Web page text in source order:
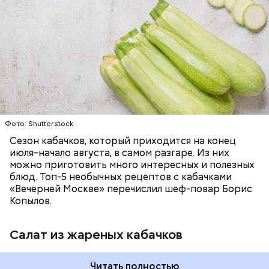
Фото: Shutterstock
Сезон кабачков, который приходится на конец
июля–начало августа, в самом разгаре. Из них
можно приготовить много интересных и полезных
блюд. Топ-5 необычных рецептов с кабачками
«Вечерней Москве» перечислил шеф-повар Борис
Копылов.
Салат из жареных кабачков
Читать полностью
ЕДА ОВОЩИ РЕЦЕПТЫ
Вред дыни
Фото: Shutterstock
А врач-эндокринолог Алексей Калинчев рассказал,
что существует множество блюд, где используют
— Наиболее распространенные борщ, щи, котлеты,
салаты, лаваш с творогом и сыром, пироги, омлет,
запеканка. Щавеля там везде используется
немного, поэтому никакого вреда от него не будет.
Чем разнообразнее рацион питания человека, тем
лучше. Потому что это исключает вероятность
возникновения дефицитов микроэлементов, —
заверил специалист.